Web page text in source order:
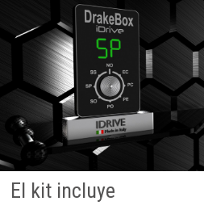
El kit incluye